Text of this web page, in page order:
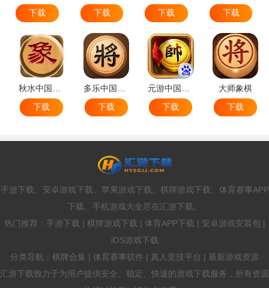
下载
下载
下载
下载
秋水中国象棋
下载
多乐中国象棋
下载
元游中国象棋
下载
大师象棋
下载
手游下载、安卓游戏下载、苹果游戏下载、棋牌游戏下载、体育赛事APP
下载、手机游戏大全尽在汇游下载。
热门推荐：手游下载 | 棋牌游戏下载 | 体育APP下载 | 安卓游戏安装包 |
iOS游戏下载
分类导航：棋牌合集 | 体育赛事软件 | 真人竞技平台 | 最新游戏资源
汇游下载致力于为用户提供安全、稳定、快速的游戏下载服务，所有资源